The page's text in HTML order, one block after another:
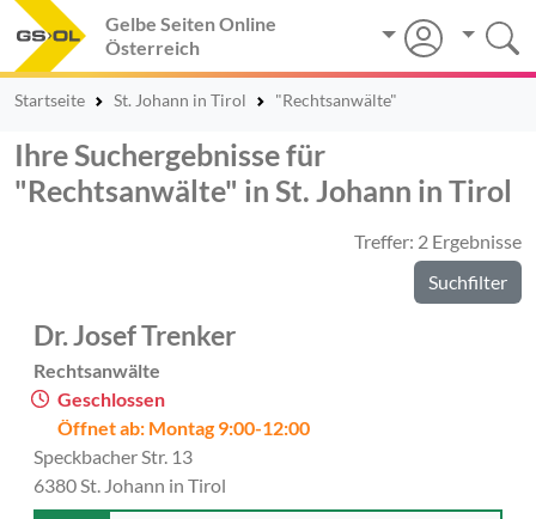
Gelbe Seiten Online
Österreich
Startseite St. Johann in Tirol "Rechtsanwälte"
Ihre Suchergebnisse für
"Rechtsanwälte" in St. Johann in Tirol
Treffer: 2 Ergebnisse
Suchfilter
Dr. Josef Trenker
Rechtsanwälte
Geschlossen
Öffnet ab: Montag 9:00-12:00
Speckbacher Str. 13
6380 St. Johann in Tirol